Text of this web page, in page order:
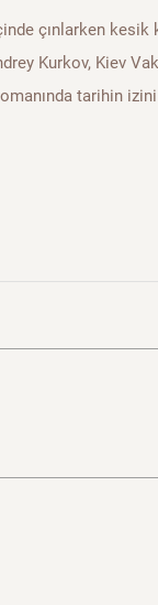
çınlarken kesik
Kurkov, Kiev
tarihin